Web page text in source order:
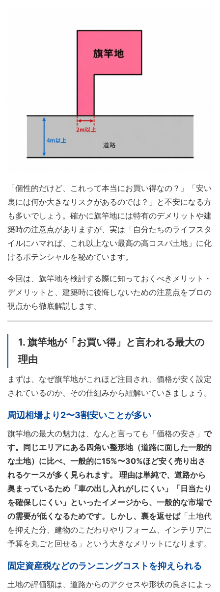
「個性的だけど、これって本当にお買い得なの？」「安い
裏には何か大きなリスクがあるのでは？」と不安になる方
も多いでしょう。確かに旗竿地には特有のデメリットや建
築時の注意点がありますが、実は「自分たちのライフスタ
イルにハマれば、これ以上ない最高の高コスパ土地」に化
けるポテンシャルを秘めています。
今回は、旗竿地を検討する際に知っておくべきメリット・
デメリットと、建築時に後悔しないための注意点をプロの
視点から徹底解説します。
1. 旗竿地が「お買い得」と言われる最大の
理由
まずは、なぜ旗竿地がこれほど注目され、価格が安く設定
されているのか、その仕組みから紐解いていきましょう。
周辺相場より2〜3割安いことが多い
旗竿地の最大の魅力は、なんと言っても「価格の安さ」 で
す。同じエリアにある四角い整形地（道路に面した一般的
な土地）に比べ、一般的に15%〜30%ほど安く売り出さ
れるケースが多く見られます。 理由は単純で、道路から
奥まっているため「車の出し入れがしにくい」「日当たり
を確保しにくい」といったイメージから、一般的な市場で
の需要が低くなるためです。しかし、裏を返せば「土地代
を抑えた分、建物のこだわりやリフォーム、インテリアに
予算を丸ごと回せる」という大きなメリットになります。
固定資産税などのランニングコストを抑えられる
土地の評価額は、道路からのアクセスや形状の良さによっ